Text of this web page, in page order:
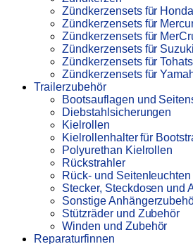
Zündkerzensets für Honda
Zündkerzensets für
Zündkerzensets für
Zündkerzensets für Suzuki
Zündkerzensets für
Zündkerzensets für
Trailerzubehör
Bootsauflagen und
Diebstahlsicherungen
Kielrollen
Kielrollenhalter für
Polyurethan Kielrollen
Rückstrahler
Rück- und Seitenleuchten
Stecker, Steckdosen und
Sonstige
Stützräder und Zubehör
Winden und Zubehör
Reparaturfinnen